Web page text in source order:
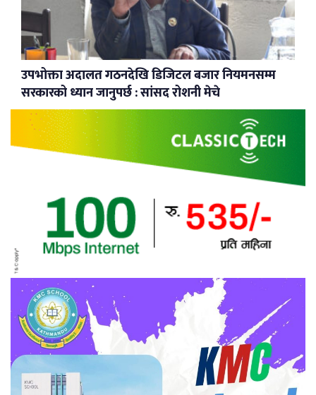
उपभोक्ता अदालत गठनदेखि डिजिटल बजार नियमनसम्म
सरकारको ध्यान जानुपर्छ : सांसद रोशनी मेचे